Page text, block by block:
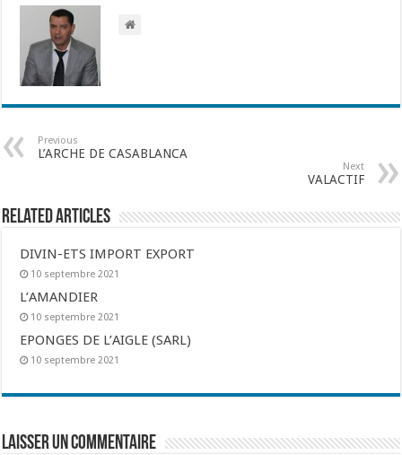
Previous
L’ARCHE DE CASABLANCA
Next
VALACTIF
Related Articles
DIVIN-ETS IMPORT EXPORT
10 septembre 2021
L’AMANDIER
10 septembre 2021
EPONGES DE L’AIGLE (SARL)
10 septembre 2021
Laisser un commentaire